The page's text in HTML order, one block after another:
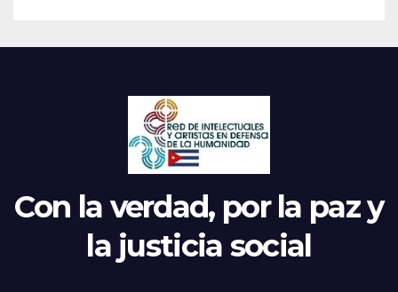
Con la verdad, por la paz y
la justicia social